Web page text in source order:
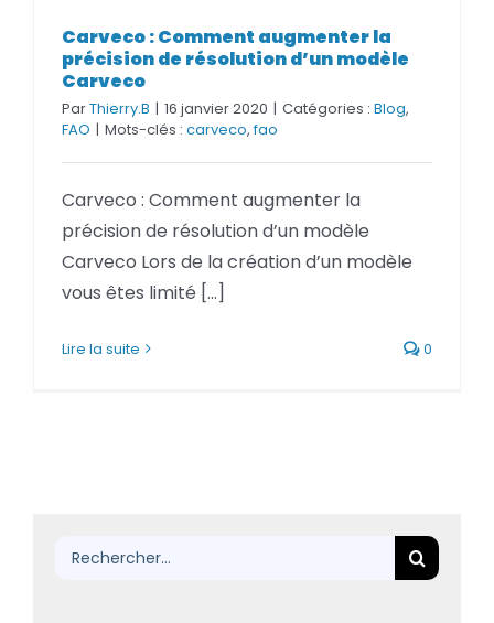
précision de résolution d’un modèle
Carveco
Carveco : Comment augmenter la
précision de résolution d’un modèle
Carveco
ParThierry.B | 16 janvier 2020 | Catégories : Blog,
FAO | Mots-clés : carveco,fao
Carveco : Comment augmenter la
précision de résolution d’un modèle
Carveco Lors de la création d’un modèle
vous êtes limité [...]
Lire la suite 0
Rechercher: